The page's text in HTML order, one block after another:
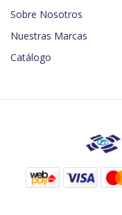
Sobre Nosotros
Nuestras Marcas
Catálogo